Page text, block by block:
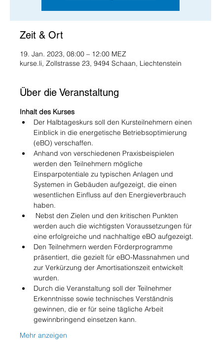
Zeit & Ort
19. Jan. 2023, 08:00 – 12:00 MEZ
kurse.li, Zollstrasse 23, 9494 Schaan, Liechtenstein
Über die Veranstaltung
Inhalt des Kurses
Der Halbtageskurs soll den Kursteilnehmern einen
Einblick in die energetische Betriebsoptimierung
(eBO) verschaffen.
Anhand von verschiedenen Praxisbeispielen
werden den Teilnehmern mögliche
Einsparpotentiale zu typischen Anlagen und
Systemen in Gebäuden aufgezeigt, die einen
wesentlichen Einfluss auf den Energieverbrauch
haben.
Nebst den Zielen und den kritischen Punkten
werden auch die wichtigsten Voraussetzungen für
eine erfolgreiche und nachhaltige eBO aufgezeigt.
Den Teilnehmern werden Förderprogramme
präsentiert, die gezielt für eBO-Massnahmen und
zur Verkürzung der Amortisationszeit entwickelt
wurden.
Durch die Veranstaltung soll der Teilnehmer
Erkenntnisse sowie technisches Verständnis
gewinnen, die er für seine tägliche Arbeit
gewinnbringend einsetzen kann.
Mehr anzeigen